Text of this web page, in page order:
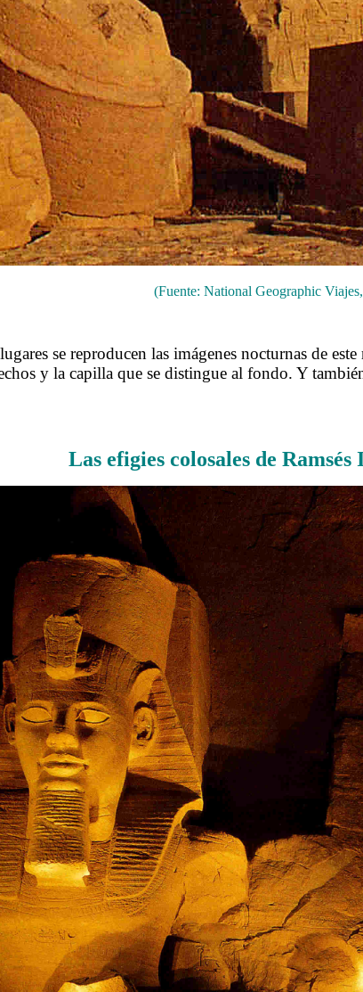
(Fuente: National Geographic
se reproducen las imágenes nocturnas de
y la capilla que se distingue al fondo. Y
Las efigies colosales de